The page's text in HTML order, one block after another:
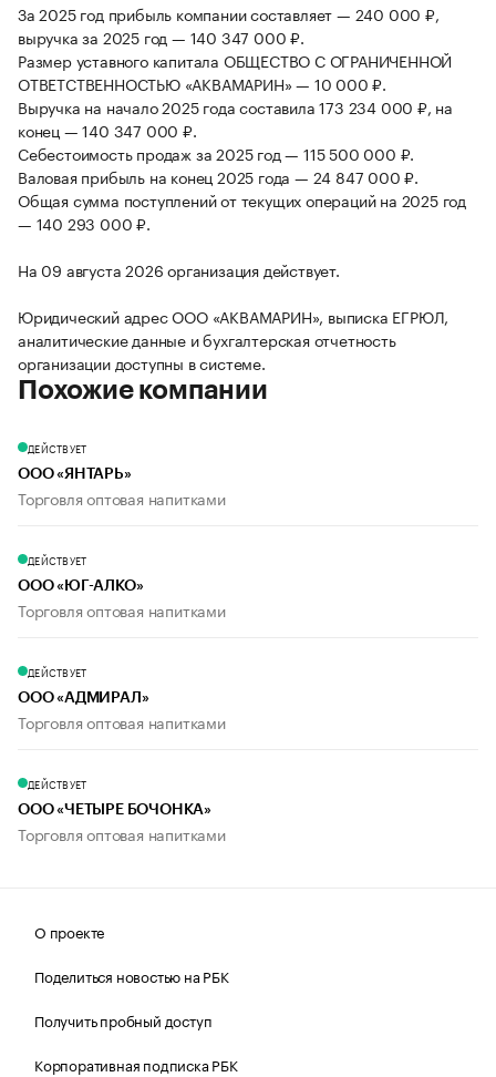
За 2025 год прибыль компании составляет — 240 000 ₽,
выручка за 2025 год — 140 347 000 ₽.
Размер уставного капитала ОБЩЕСТВО С ОГРАНИЧЕННОЙ
ОТВЕТСТВЕННОСТЬЮ «АКВАМАРИН» — 10 000 ₽.
Выручка на начало 2025 года составила 173 234 000 ₽, на
конец — 140 347 000 ₽.
Себестоимость продаж за 2025 год — 115 500 000 ₽.
Валовая прибыль на конец 2025 года — 24 847 000 ₽.
Общая сумма поступлений от текущих операций на 2025 год
— 140 293 000 ₽.
На 09 августа 2026 организация действует.
Юридический адрес ООО «АКВАМАРИН», выписка ЕГРЮЛ,
аналитические данные и бухгалтерская отчетность
организации доступны в системе.
Похожие компании
ДЕЙСТВУЕТ
ООО «ЯНТАРЬ»
Торговля оптовая напитками
ДЕЙСТВУЕТ
ООО «ЮГ-АЛКО»
Торговля оптовая напитками
ДЕЙСТВУЕТ
ООО «АДМИРАЛ»
Торговля оптовая напитками
ДЕЙСТВУЕТ
ООО «ЧЕТЫРЕ БОЧОНКА»
Торговля оптовая напитками
О проекте
Поделиться новостью на РБК
Получить пробный доступ
Корпоративная подписка РБК